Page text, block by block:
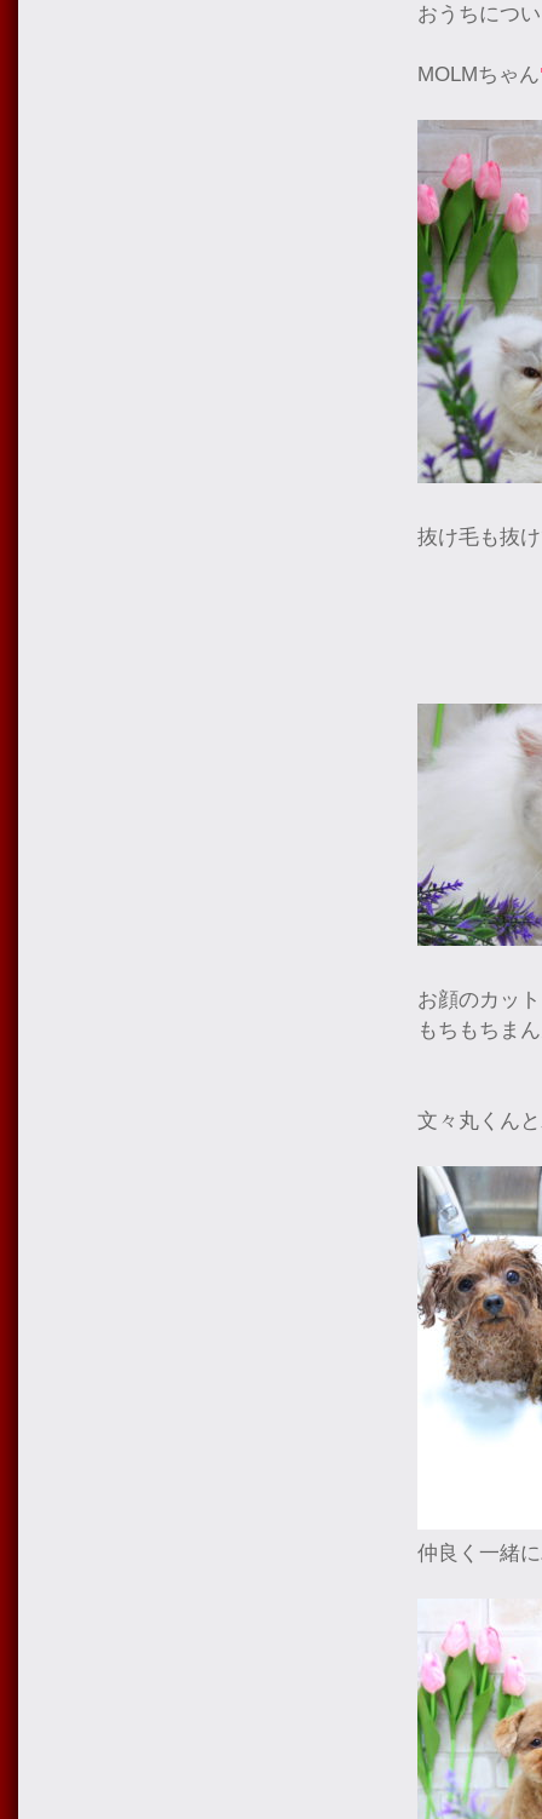
おうちにつ
MOLMちゃん
抜け毛も抜
お顔のカッ
もちもちま
文々丸くん
仲良く一緒